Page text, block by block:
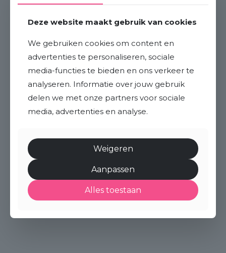
Deze website maakt gebruik van cookies
We gebruiken cookies om content en
advertenties te personaliseren, sociale
media-functies te bieden en ons verkeer te
analyseren. Informatie over jouw gebruik
delen we met onze partners voor sociale
media, advertenties en analyse.
Weigeren
Aanpassen
Alles toestaan